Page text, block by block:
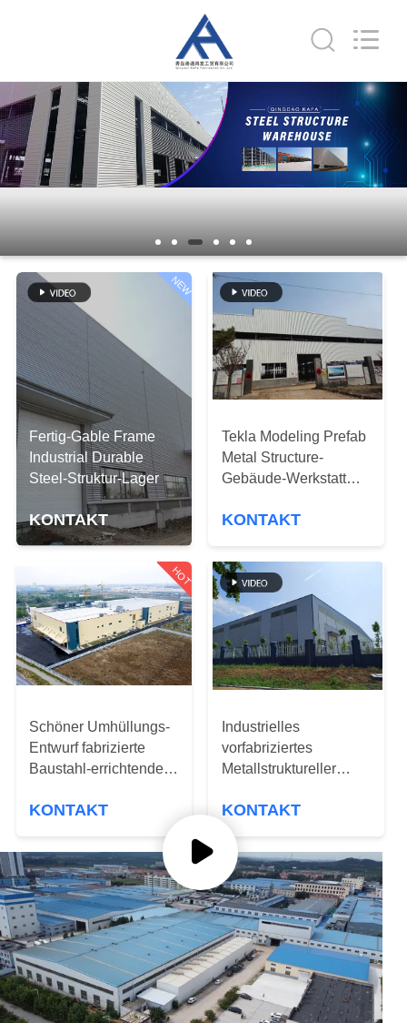
ZU
HAUSE
PRODUKTE
VIDEOS
VR
SHOW
ÜBER
UNS
WERKSBESICHTIGUNG
QUALITÄTSKONTROLLE
KONTAKT
NEUIGKEITEN
SITEMAP
DATENSCHUTZRICHTLINIE
NEW
Fertig-Gable Frame
Industrial Durable
Steel-Struktur-Lager
KONTAKT
Tekla Modeling Prefab
Metal Structure-
Gebäude-Werkstatt
KONTAKT
HOT
Schöner Umhüllungs-
Entwurf fabrizierte
Baustahl-errichtende
KONTAKT
Industrielles
vorfabriziertes
Metallstruktureller
Bau
KONTAKT